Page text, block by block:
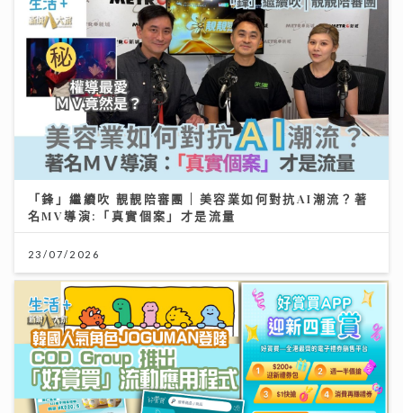
「鋒」繼續吹 靚靚陪審團 | 美容業如何對抗AI潮流？著
名MV導演:「真實個案」才是流量
23/07/2026